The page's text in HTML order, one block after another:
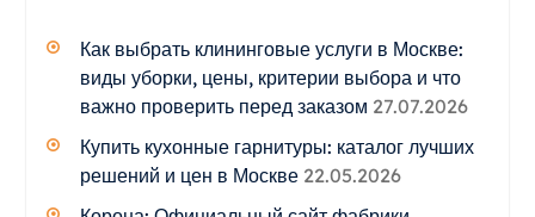
Как выбрать клининговые услуги в Москве:
виды уборки, цены, критерии выбора и что
важно проверить перед заказом 27.07.2026
Купить кухонные гарнитуры: каталог лучших
решений и цен в Москве 22.05.2026